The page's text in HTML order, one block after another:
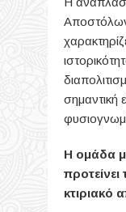
σημαντική
Η ομάδα
κτιριακό